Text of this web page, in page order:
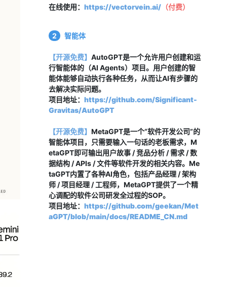
在线使用： https://vectorvein.ai/ （付费）
2 智能体
【开源免费】 AutoGPT是一个允许用户创建和运
行智能体的（AI Agents）项目。用户创建的智
能体能够自动执行各种任务，从而让AI有步骤的
去解决实际问题。
项目地址： https://github.com/Significant-
Gravitas/AutoGPT
【开源免费】 MetaGPT是一个“软件开发公司”的
智能体项目，只需要输入一句话的老板需求，M
etaGPT即可输出用户故事 / 竞品分析 / 需求 / 数
据结构 / APIs / 文件等软件开发的相关内容。Me
taGPT内置了各种AI角色，包括产品经理 / 架构
师 / 项目经理 / 工程师，MetaGPT提供了一个精
心调配的软件公司研发全过程的SOP。
项目地址： https://github.com/geekan/Met
aGPT/blob/main/docs/README_CN.md